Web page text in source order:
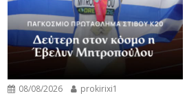
08/08/2026 prokirixi1